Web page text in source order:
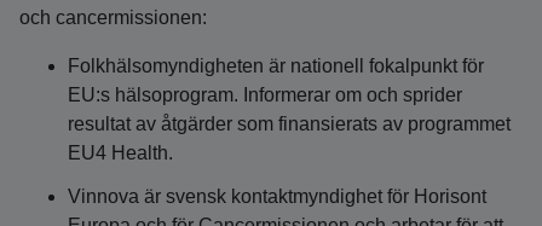
och cancermissionen:
Folkhälsomyndigheten är nationell fokalpunkt för
EU:s hälsoprogram. Informerar om och sprider
resultat av åtgärder som finansierats av programmet
EU4 Health.
Vinnova är svensk kontaktmyndighet för Horisont